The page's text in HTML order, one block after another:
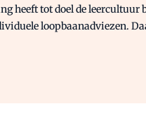
heeft tot doel de
loopbaanadviezen.